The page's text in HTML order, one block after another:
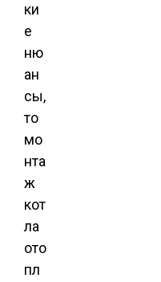
ки
е
ню
ан
сы,
то
мо
нта
ж
кот
ла
ото
пл